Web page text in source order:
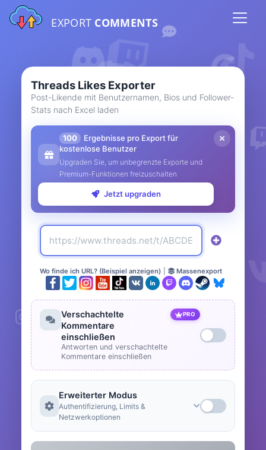
EXPORT COMMENTS
Threads Likes Exporter
Post-Likende mit Benutzernamen, Bios und Follower-
Stats nach Excel laden
100
Ergebnisse pro Export für
kostenlose Benutzer
Upgraden Sie, um unbegrenzte Exporte und
Premium-Funktionen freizuschalten
Jetzt upgraden
Wo finde ich URL? (Beispiel anzeigen) Massenexport
Verschachtelte
Kommentare
einschließen
PRO
Antworten und verschachtelte
Kommentare einschließen
Erweiterter Modus
Authentifizierung, Limits &
Netzwerkoptionen